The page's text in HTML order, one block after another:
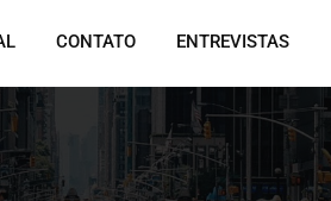
CONTATO ENTREVISTAS